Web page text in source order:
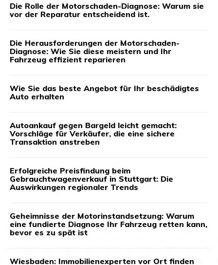
Die Rolle der Motorschaden-Diagnose: Warum sie
vor der Reparatur entscheidend ist.
Die Herausforderungen der Motorschaden-
Diagnose: Wie Sie diese meistern und Ihr
Fahrzeug effizient reparieren
Wie Sie das beste Angebot für Ihr beschädigtes
Auto erhalten
Autoankauf gegen Bargeld leicht gemacht:
Vorschläge für Verkäufer, die eine sichere
Transaktion anstreben
Erfolgreiche Preisfindung beim
Gebrauchtwagenverkauf in Stuttgart: Die
Auswirkungen regionaler Trends
Geheimnisse der Motorinstandsetzung: Warum
eine fundierte Diagnose Ihr Fahrzeug retten kann,
bevor es zu spät ist
Wiesbaden: Immobilienexperten vor Ort finden